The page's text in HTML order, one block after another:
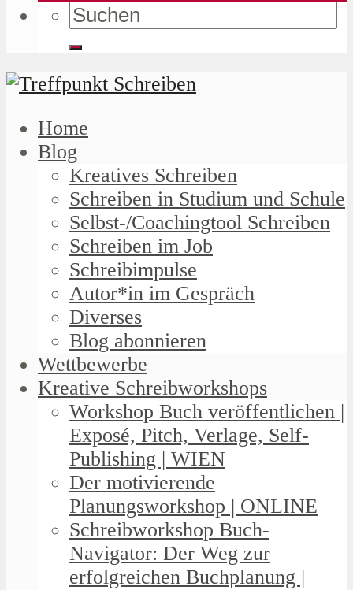
Home
Blog
Kreatives Schreiben
Schreiben in Studium und Schule
Selbst-/Coachingtool Schreiben
Schreiben im Job
Schreibimpulse
Autor*in im Gespräch
Diverses
Blog abonnieren
Wettbewerbe
Kreative Schreibworkshops
Workshop Buch veröffentlichen |
Exposé, Pitch, Verlage, Self-
Publishing | WIEN
Der motivierende
Planungsworkshop | ONLINE
Schreibworkshop Buch-
Navigator: Der Weg zur
erfolgreichen Buchplanung |